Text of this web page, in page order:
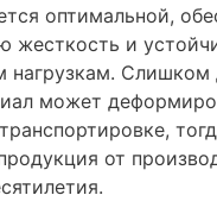
оптимальной,
жесткость и
нагрузкам.
может
от